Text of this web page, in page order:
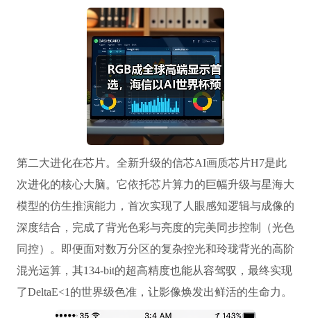
第二大进化在芯片。全新升级的信芯AI画质芯片H7是此
次进化的核心大脑。它依托芯片算力的巨幅升级与星海大
模型的仿生推演能力，首次实现了人眼感知逻辑与成像的
深度结合，完成了背光色彩与亮度的完美同步控制（光色
同控）。即便面对数万分区的复杂控光和玲珑背光的高阶
混光运算，其134-bit的超高精度也能从容驾驭，最终实现
了DeltaE<1的世界级色准，让影像焕发出鲜活的生命力。